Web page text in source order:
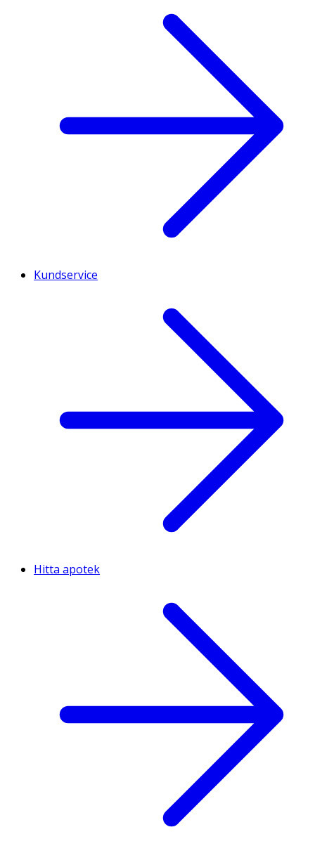
Kundservice
Hitta apotek